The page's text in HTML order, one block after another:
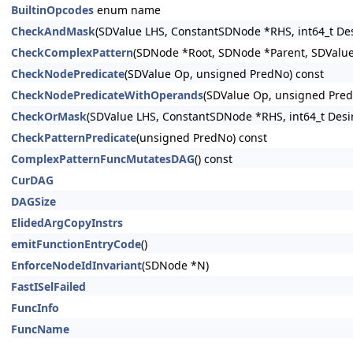
BuiltinOpcodes enum name
CheckAndMask(SDValue LHS, ConstantSDNode *RHS, int64_t
CheckComplexPattern(SDNode *Root, SDNode *Parent,
CheckNodePredicate(SDValue Op, unsigned PredNo) const
CheckNodePredicateWithOperands(SDValue Op, unsigned
CheckOrMask(SDValue LHS, ConstantSDNode *RHS, int64_t
CheckPatternPredicate(unsigned PredNo) const
ComplexPatternFuncMutatesDAG() const
CurDAG
DAGSize
ElidedArgCopyInstrs
emitFunctionEntryCode()
EnforceNodeIdInvariant(SDNode *N)
FastISelFailed
FuncInfo
FuncName